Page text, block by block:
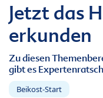
Jetzt das
erkunden
Zu diesen
gibt es
Beikost-Start